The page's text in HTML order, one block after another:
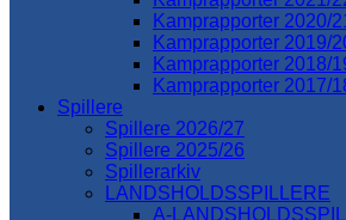
Kamprapporter 2020/21
Kamprapporter 2019/
Kamprapporter 2018/
Kamprapporter 2017/
Spillere
Spillere 2026/27
Spillere 2025/26
Spillerarkiv
LANDSHOLDSSPILLERE
A-